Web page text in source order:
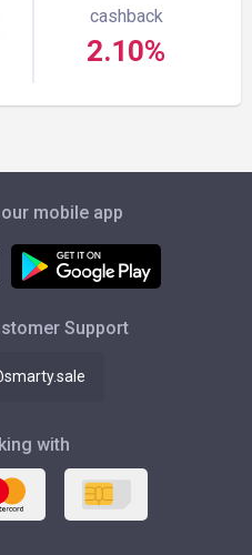
cashback
2.10%
mobile app
Support
with